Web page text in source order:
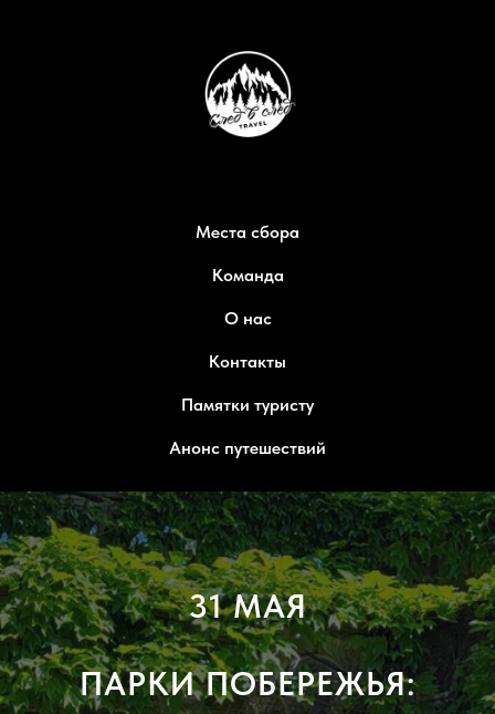
Места сбора
Команда
О нас
Контакты
Памятки туристу
Анонс путешествий
31 МАЯ
ПАРКИ ПОБЕРЕЖЬЯ: